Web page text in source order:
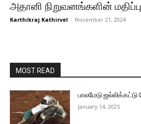
அதானி நிறுவனங்களின் மதிப்பு
Karthikraj Kathirvel - November 21, 2024
MOST READ
பாலமேடு ஜல்லிக்கட்டு
January 14, 2025